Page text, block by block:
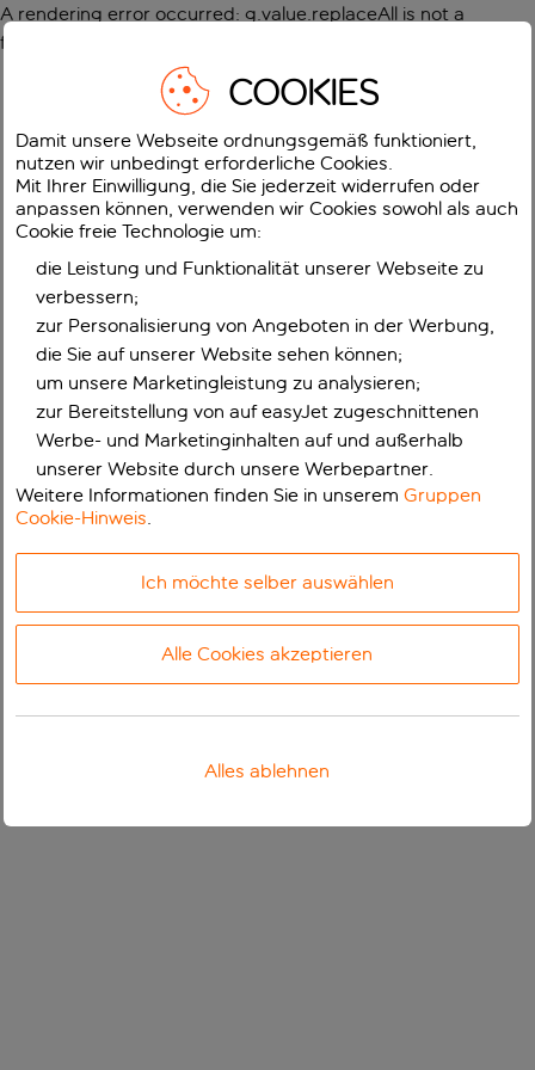
A rendering error occurred: g.value.replaceAll is not a
function
COOKIES
Damit unsere Webseite ordnungsgemäß funktioniert,
nutzen wir unbedingt erforderliche Cookies.
Mit Ihrer Einwilligung, die Sie jederzeit widerrufen oder
anpassen können, verwenden wir Cookies sowohl als auch
Cookie freie Technologie um:
die Leistung und Funktionalität unserer Webseite zu
verbessern;
zur Personalisierung von Angeboten in der Werbung,
die Sie auf unserer Website sehen können;
um unsere Marketingleistung zu analysieren;
zur Bereitstellung von auf easyJet zugeschnittenen
Werbe- und Marketinginhalten auf und außerhalb
unserer Website durch unsere Werbepartner.
Weitere Informationen finden Sie in unseremGruppen
Cookie-Hinweis.
Ich möchte selber auswählen
Alle Cookies akzeptieren
Alles ablehnen